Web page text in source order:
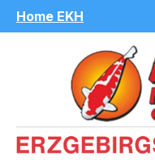
Hauptinhalt springen
Zur Suche springen
Zur Hauptnavigation
Home EKH